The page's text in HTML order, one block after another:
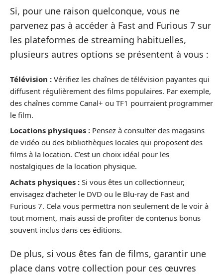
Si, pour une raison quelconque, vous ne
parvenez pas à accéder à Fast and Furious 7 sur
les plateformes de streaming habituelles,
plusieurs autres options se présentent à vous :
Télévision : Vérifiez les chaînes de télévision payantes qui
diffusent régulièrement des films populaires. Par exemple,
des chaînes comme Canal+ ou TF1 pourraient programmer
le film.
Locations physiques : Pensez à consulter des magasins
de vidéo ou des bibliothèques locales qui proposent des
films à la location. C’est un choix idéal pour les
nostalgiques de la location physique.
Achats physiques : Si vous êtes un collectionneur,
envisagez d’acheter le DVD ou le Blu-ray de Fast and
Furious 7. Cela vous permettra non seulement de le voir à
tout moment, mais aussi de profiter de contenus bonus
souvent inclus dans ces éditions.
De plus, si vous êtes fan de films, garantir une
place dans votre collection pour ces œuvres